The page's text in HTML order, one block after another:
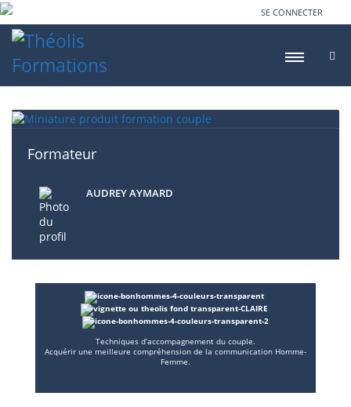
SE CONNECTER
Formateur
AUDREY AYMARD
Techniques d’accompagnement du couple.
Acquérir une meilleure compréhension de la communication Homme-
Femme.